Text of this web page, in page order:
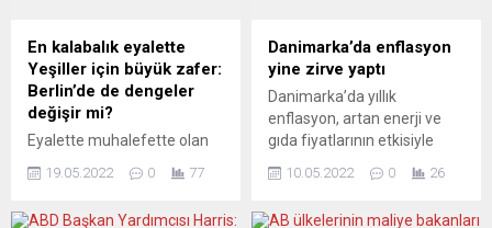
Orta Asya’ya birçok ülkenin,
250 milyona yakın insanın
ortak dili” olduğunu
hatırlattı:...
ve parlamenterlerden
hükümetin bu krize yönelik
aldığı kararlara destek istedi.
Son yıllarda...
En kalabalık eyalette
Yeşiller için büyük zafer:
Berlin’de de dengeler
değişir mi?
Eyalette muhalefette olan
uğradılar. 1947’den bu yana
19.05.2022 0 77
Danimarka’da enflasyon
yine zirve yaptı
Danimarka’da yıllık
enflasyon, artan enerji ve
gıda fiyatlarının etkisiyle
çıkarak 1984’ten bu yana en
10.05.2022 0 26